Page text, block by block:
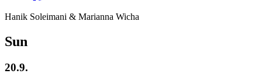
Hanik Soleimani & Marianna Wicha
Sun
20.9.